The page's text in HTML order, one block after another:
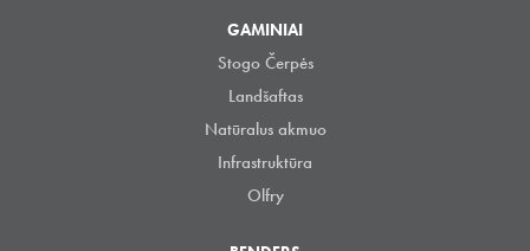
GAMINIAI
Stogo Čerpės
Landšaftas
Natūralus akmuo
Infrastruktūra
Olfry